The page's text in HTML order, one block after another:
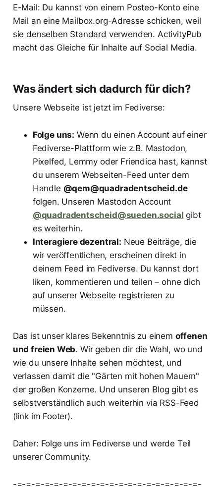
E-Mail: Du kannst von einem Posteo-Konto eine
Mail an eine Mailbox.org-Adresse schicken, weil
sie denselben Standard verwenden. ActivityPub
macht das Gleiche für Inhalte auf Social Media.
Was ändert sich dadurch für dich?
Unsere Webseite ist jetzt im Fediverse:
Folge uns: Wenn du einen Account auf einer
Fediverse-Plattform wie z.B. Mastodon,
Pixelfed, Lemmy oder Friendica hast, kannst
du unserem Webseiten-Feed unter dem
Handle @qem@quadradentscheid.de
folgen. Unseren Mastodon Account
@quadradentscheid@sueden.social gibt
es weiterhin.
Interagiere dezentral: Neue Beiträge, die
wir veröffentlichen, erscheinen direkt in
deinem Feed im Fediverse. Du kannst dort
liken, kommentieren und teilen – ohne dich
auf unserer Webseite registrieren zu
müssen.
Das ist unser klares Bekenntnis zu einem offenen
und freien Web. Wir geben dir die Wahl, wo und
wie du unsere Inhalte sehen möchtest, und
verlassen damit die "Gärten mit hohen Mauern"
der großen Konzerne. Und unseren Blog gibt es
selbstverständlich auch weiterhin via RSS-Feed
(link im Footer).
Daher: Folge uns im Fediverse und werde Teil
unserer Community.
-=-=-=-=-=-=-=-=-=-=-=-=-=-=-=-=-=-=-=-=-